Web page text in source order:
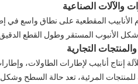
والآلات الصناعية
الأنابيب المقطعية على نطاق واسع في
الأنبوب المستقر وطول القطع الدقيق
والمنتجات التجارية
إنتاج أنابيب لإطارات الطاولات،
للمنتجات المرئية، تعد حالة السطح وشكل